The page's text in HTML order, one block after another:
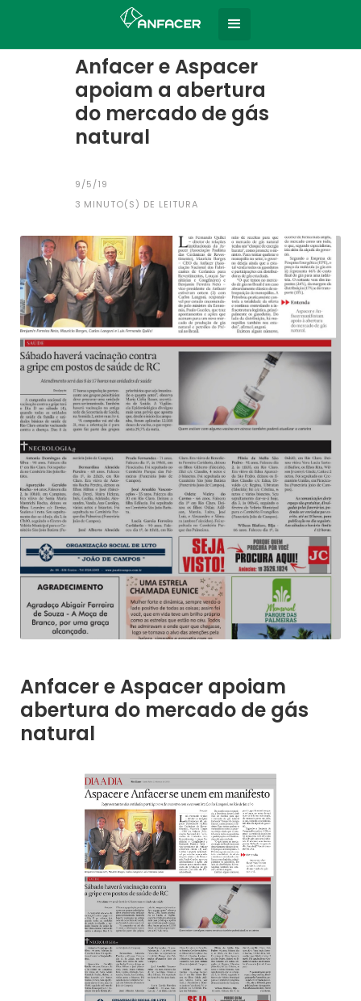
Todas as notícias
Anfacer e Aspacer
apoiam a abertura
do mercado de gás
natural
9/5/19
3 MINUTO(S) DE LEITURA
Anfacer e Aspacer apoiam
abertura do mercado de gás
natural